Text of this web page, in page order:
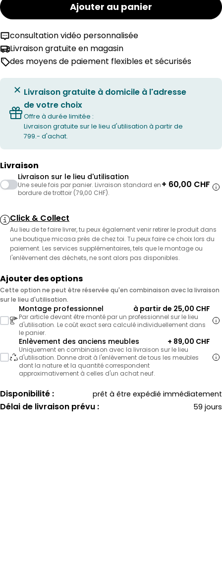
Ajouter au panier
consultation vidéo personnalisée
Livraison gratuite en magasin
des moyens de paiement flexibles et sécurisés
Livraison gratuite à domicile à l'adresse
de votre choix
Offre à durée limitée :
Livraison gratuite sur le lieu d'utilisation à partir de
799.- d'achat.
Livraison
Livraison sur le lieu d'utilisation
Une seule fois par panier. Livraison standard en
bordure de trottoir (79,00 CHF).
+ 60,00 CHF
Click & Collect
Au lieu de te faire livrer, tu peux également venir retirer le produit dans
une boutique micasa près de chez toi. Tu peux faire ce choix lors du
paiement. Les services supplémentaires, tels que le montage ou
l'enlèvement des déchets, ne sont alors pas disponibles.
Ajouter des options
Cette option ne peut être réservée qu'en combinaison avec la livraison
sur le lieu d'utilisation.
Montage professionnel à partir de 25,00 CHF
Par article devant être monté par un professionnel sur le lieu
d'utilisation. Le coût exact sera calculé individuellement dans
le panier.
Enlèvement des anciens meubles + 89,00 CHF
Uniquement en combinaison avec la livraison sur le lieu
d'utilisation. Donne droit à l'enlèvement de tous les meubles
dont la nature et la quantité correspondent
approximativement à celles d'un achat neuf.
Disponibilité : prêt à être expédié immédiatement
Délai de livraison prévu : 59 jours